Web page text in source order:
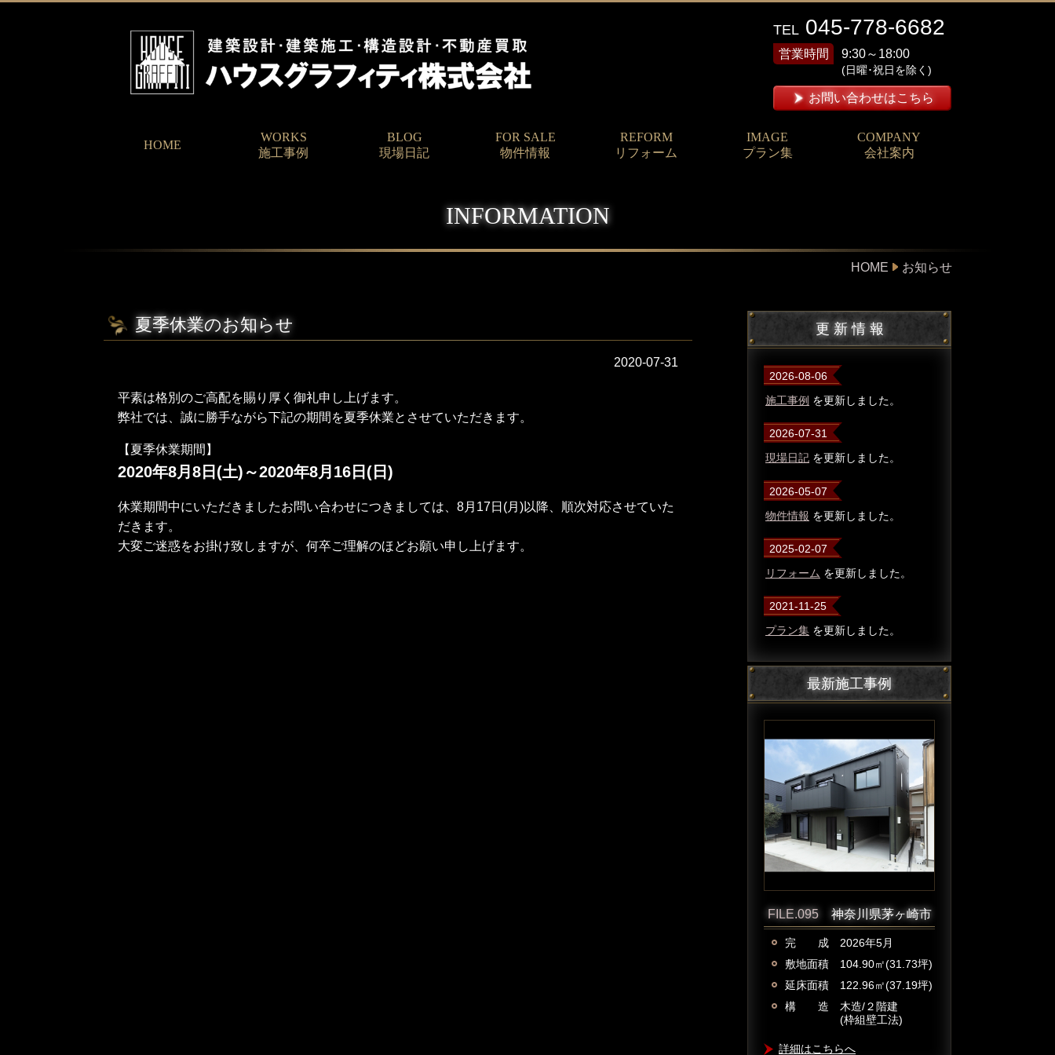
TEL 045-778-6682
営業時間 9:30～18:00
(日曜･祝日を除く)
お問い合わせはこちら
HOME
WORKS
施工事例
BLOG
現場日記
FOR SALE
物件情報
REFORM
リフォーム
IMAGE
プラン集
COMPANY
会社案内
INFORMATION
HOME お知らせ
夏季休業のお知らせ
2020-07-31
平素は格別のご高配を賜り厚く御礼申し上げます。
弊社では、誠に勝手ながら下記の期間を夏季休業とさせていただきます。
【夏季休業期間】
2020年8月8日(土)～2020年8月16日(日)
休業期間中にいただきましたお問い合わせにつきましては、8月17日(月)以降、順次対応させていた
だきます。
大変ご迷惑をお掛け致しますが、何卒ご理解のほどお願い申し上げます。
更 新 情 報
2026-08-06
施工事例 を更新しました。
2026-07-31
現場日記 を更新しました。
2026-05-07
物件情報 を更新しました。
2025-02-07
リフォーム を更新しました。
2021-11-25
プラン集 を更新しました。
最新施工事例
FILE.095神奈川県茅ヶ崎市
完 成 2026年5月
敷地面積 104.90㎡(31.73坪)
延床面積 122.96㎡(37.19坪)
構 造 木造/２ 階建
(枠組壁工法)
詳細はこちらへ